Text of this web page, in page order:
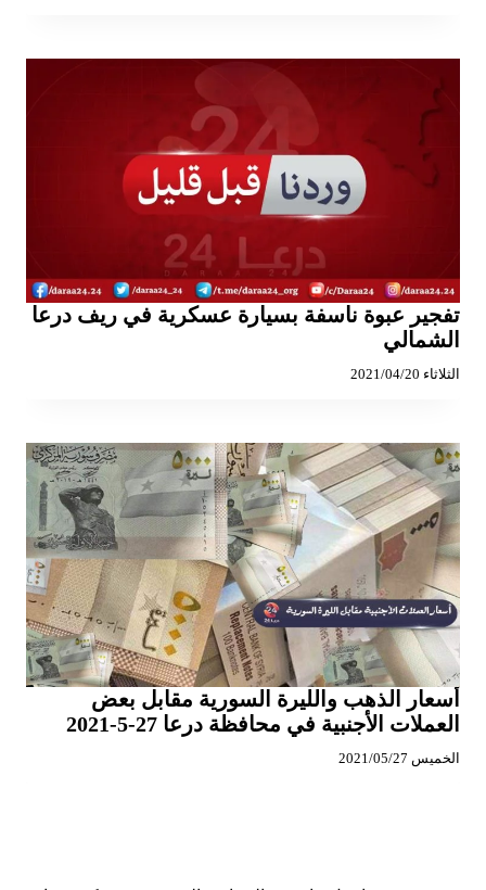
تفجير عبوة ناسفة بسيارة عسكرية في ريف درعا
الشمالي
الثلاثاء 2021/04/20
أسعار الذهب والليرة السورية مقابل بعض
العملات الأجنبية في محافظة درعا 27-5-2021
الخميس 2021/05/27